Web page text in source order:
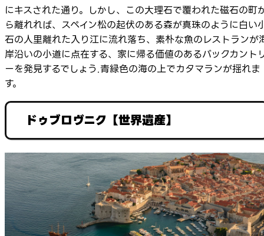
にキスされた通り。しかし、この大理石で覆われた磁石の町
ら離れれば、スペイン松の起伏のある森が真珠のように白い
石の人里離れた入り江に流れ落ち、素朴な魚のレストランが
岸沿いの小道に点在する、家に帰る価値のあるバックカント
ーを発見するでしょう.青緑色の海の上でカタマランが揺れま
す。
ドゥブロヴニク【世界遺産】